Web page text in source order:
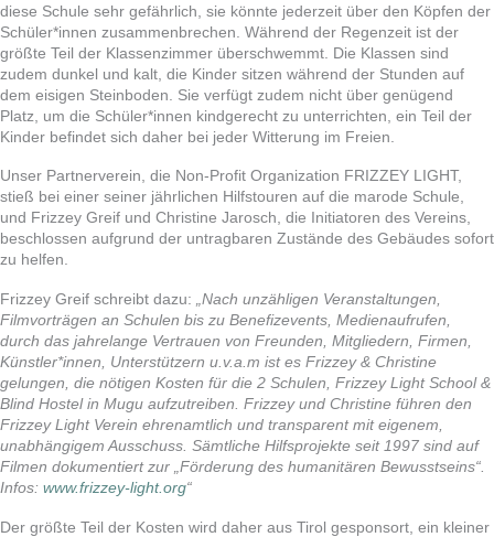
diese Schule sehr gefährlich, sie könnte jederzeit über den Köpfen der
Schüler*innen zusammenbrechen. Während der Regenzeit ist der
größte Teil der Klassenzimmer überschwemmt. Die Klassen sind
zudem dunkel und kalt, die Kinder sitzen während der Stunden auf
dem eisigen Steinboden. Sie verfügt zudem nicht über genügend
Platz, um die Schüler*innen kindgerecht zu unterrichten, ein Teil der
Kinder befindet sich daher bei jeder Witterung im Freien.
Unser Partnerverein, die Non-Profit Organization FRIZZEY LIGHT,
stieß bei einer seiner jährlichen Hilfstouren auf die marode Schule,
und Frizzey Greif und Christine Jarosch, die Initiatoren des Vereins,
beschlossen aufgrund der untragbaren Zustände des Gebäudes sofort
zu helfen.
Frizzey Greif schreibt dazu:
„Nach unzähligen Veranstaltungen,
Filmvorträgen an Schulen bis zu Benefizevents, Medienaufrufen,
durch das jahrelange Vertrauen von Freunden, Mitgliedern, Firmen,
Künstler*innen, Unterstützern u.v.a.m ist es Frizzey & Christine
gelungen, die nötigen Kosten für die 2 Schulen, Frizzey Light School &
Blind Hostel in Mugu aufzutreiben. Frizzey und Christine führen den
Frizzey Light Verein ehrenamtlich und transparent mit eigenem,
unabhängigem Ausschuss. Sämtliche Hilfsprojekte seit 1997 sind auf
Filmen dokumentiert zur „Förderung des humanitären Bewusstseins“.
Infos: www.frizzey-light.org“
Der größte Teil der Kosten wird daher aus Tirol gesponsort, ein kleiner